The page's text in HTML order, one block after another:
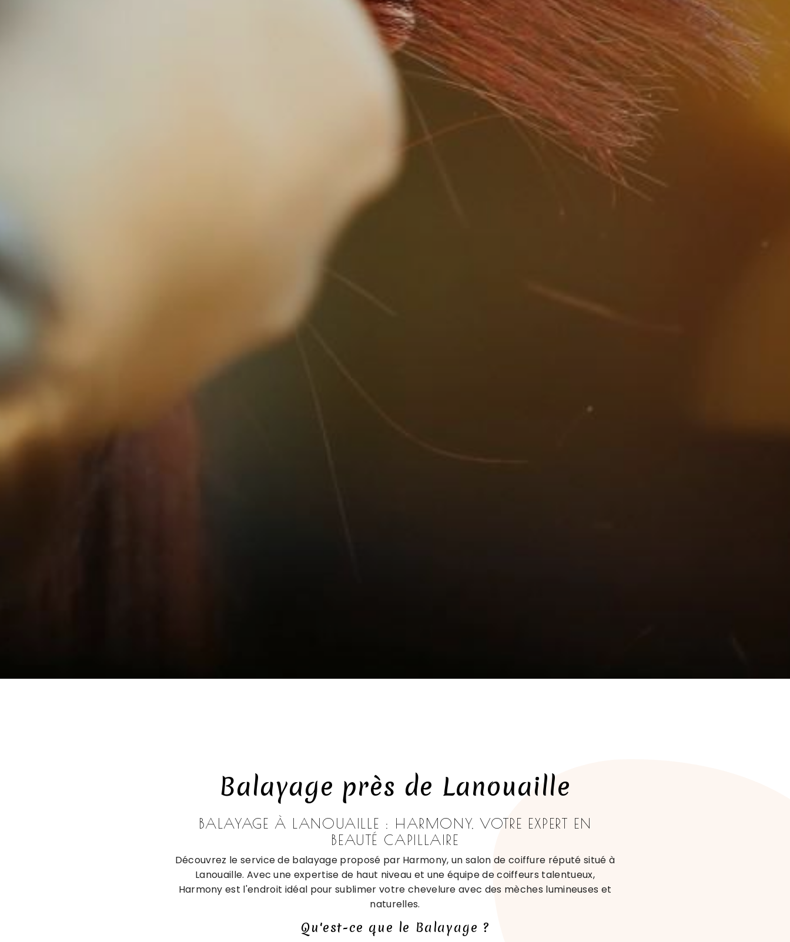
Balayage près de Lanouaille
BALAYAGE À LANOUAILLE : HARMONY, VOTRE EXPERT EN
BEAUTÉ CAPILLAIRE
Découvrez le service de balayage proposé par Harmony, un salon de coiffure réputé situé à
Lanouaille. Avec une expertise de haut niveau et une équipe de coiffeurs talentueux,
Harmony est l'endroit idéal pour sublimer votre chevelure avec des mèches lumineuses et
naturelles.
Qu'est-ce que le Balayage ?